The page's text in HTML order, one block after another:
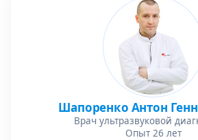
Шапоренко Антон
Врач ультразвуковой
Опыт 26 лет